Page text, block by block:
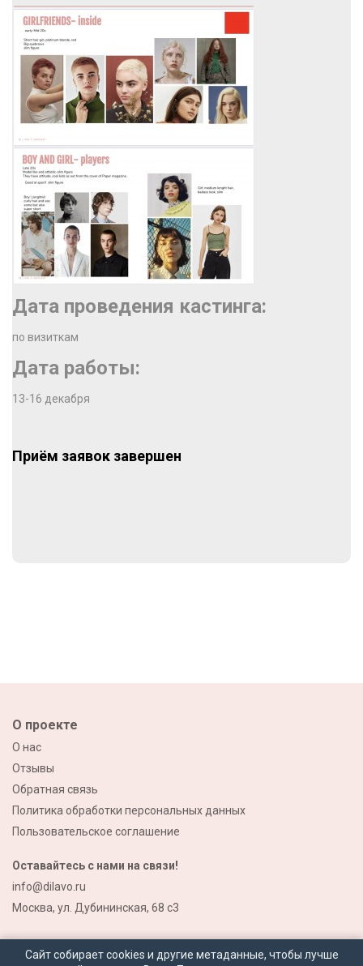
Дата проведения кастинга:
по визиткам
Дата работы:
13-16 декабря
Приём заявок завершен
О проекте
О нас
Отзывы
Обратная связь
Политика обработки персональных данных
Пользовательское соглашение
Оставайтесь с нами на связи!
info@dilavo.ru
Москва, ул. Дубининская, 68 с3
Сайт собирает cookies и другие метаданные, чтобы лучше